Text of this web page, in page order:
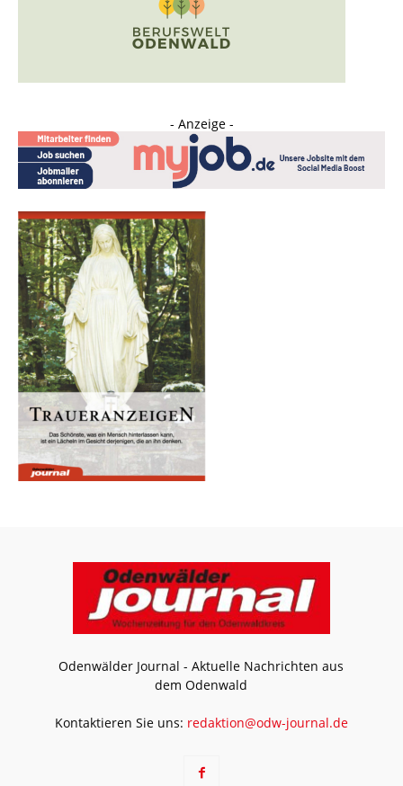
- Anzeige -
Odenwälder Journal - Aktuelle Nachrichten aus
dem Odenwald
Kontaktieren Sie uns: redaktion@odw-journal.de